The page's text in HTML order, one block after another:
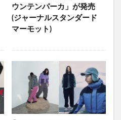
ウンテンパーカ」が発売
(ジャーナルスタンダード
マーモット)